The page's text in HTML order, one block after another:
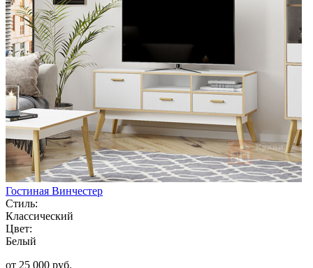
Гостиная Винчестер
Стиль:
Классический
Цвет:
Белый
от 25 000 руб.